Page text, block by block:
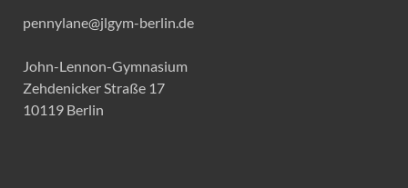
pennylane@jlgym-berlin.de
John-Lennon-Gymnasium
Zehdenicker Straße 17
10119 Berlin